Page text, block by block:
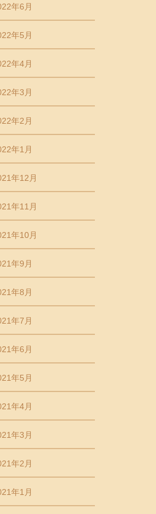
年6月
年5月
年4月
年3月
年2月
年1月
年12月
年11月
年10月
年9月
年8月
年7月
年6月
年5月
年4月
年3月
年2月
年1月